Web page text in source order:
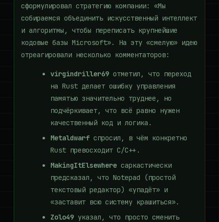
сформулировал стратегию компании: «Мы
собираемся объединить искусственный интеллект
и алгоритмы, чтобы переписать крупнейшие
кодовые базы Microsoft». На эту «смелую» идею
отреагировали несколько комментаторов:
virgindriller69 отметил, что переход
на Rust делает ошибку управления
памятью значительно труднее, но
подчёркивает, что всё равно нужен
качественный код и логика.
Metaldwarf спросил, в чём конкретно
Rust превосходит C/C++.
MakingItElsewhere саркастически
предсказал, что Notepad (простой
текстовый редактор) «упадёт» и
«заставит всю систему крашиться».
Zolo49 указал, что просто сменить